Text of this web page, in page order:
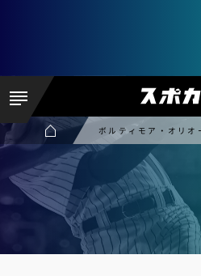
ボルティモア・オリ